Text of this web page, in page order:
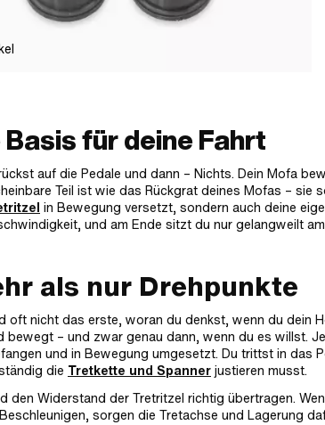
für deine Fahrt
auf die Pedale und dann – Nichts. Dein Mofa
Teil ist wie das Rückgrat deines Mofas – sie
in Bewegung versetzt, sondern auch deine
und am Ende sitzt du nur gelangweilt am
als nur Drehpunkte
oft nicht das erste, woran du denkst, wenn du dein
– und zwar genau dann, wenn du es willst.
und in Bewegung umgesetzt. Du trittst in das
die Tretkette und Spanner justieren musst.
den Widerstand der Tretritzel richtig übertragen.
sorgen die Tretachse und Lagerung